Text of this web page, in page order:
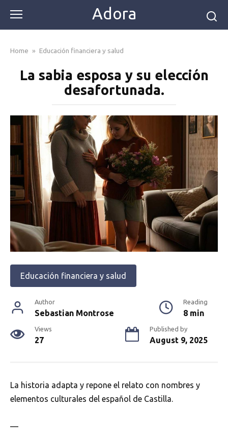
content
Adora
Home » Educación financiera y salud
La sabia esposa y su elección
desafortunada.
Educación financiera y salud
Author
Sebastian Montrose
Reading
8 min
Views
27
Published by
August 9, 2025
La historia adapta y repone el relato con nombres y
elementos culturales del español de Castilla.
—